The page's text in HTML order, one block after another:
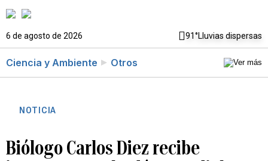
6 de agosto de 2026 91°Lluvias dispersas
Ciencia y Ambiente Otros
NOTICIA
Biólogo Carlos Diez recibe